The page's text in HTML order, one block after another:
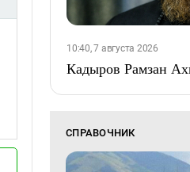
10:40, 7 августа 2026
Кадыров Рамзан
СПРАВОЧНИК